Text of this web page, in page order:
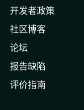
页
开发者政策
社区博客
论坛
报告缺陷
评价指南